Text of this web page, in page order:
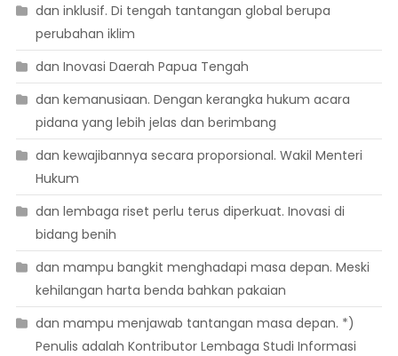
dan inklusif. Di tengah tantangan global berupa
perubahan iklim
dan Inovasi Daerah Papua Tengah
dan kemanusiaan. Dengan kerangka hukum acara
pidana yang lebih jelas dan berimbang
dan kewajibannya secara proporsional. Wakil Menteri
Hukum
dan lembaga riset perlu terus diperkuat. Inovasi di
bidang benih
dan mampu bangkit menghadapi masa depan. Meski
kehilangan harta benda bahkan pakaian
dan mampu menjawab tantangan masa depan. *)
Penulis adalah Kontributor Lembaga Studi Informasi